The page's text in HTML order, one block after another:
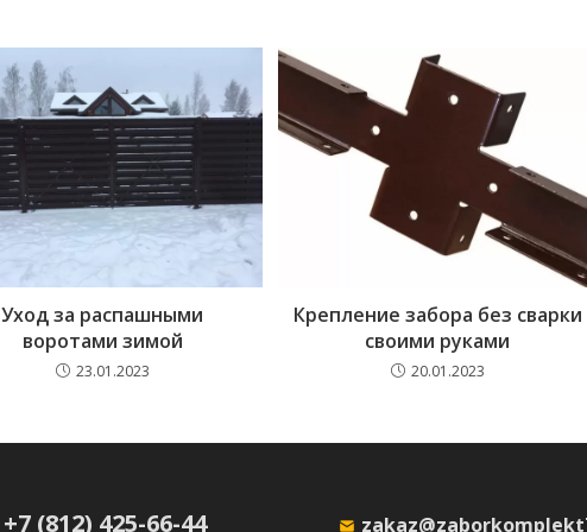
Уход за распашными
воротами зимой
23.01.2023
Крепление забора без сварки
своими руками
20.01.2023
+7 (812) 425-66-44